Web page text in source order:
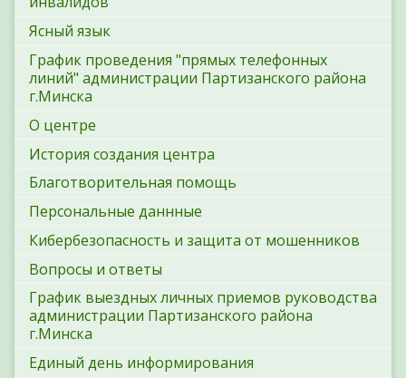
Ясный язык
График проведения "прямых телефонных
линий" администрации Партизанского района
г.Минска
О центре
История создания центра
Благотворительная помощь
Персональные даннные
Кибербезопасность и защита от мошенников
Вопросы и ответы
График выездных личных приемов руководства
администрации Партизанского района
г.Минска
Единый день информирования